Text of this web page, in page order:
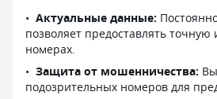
Актуальные данные:
позволяет предоставлять
номерах.
Защита от мошенничества:
подозрительных номеров для